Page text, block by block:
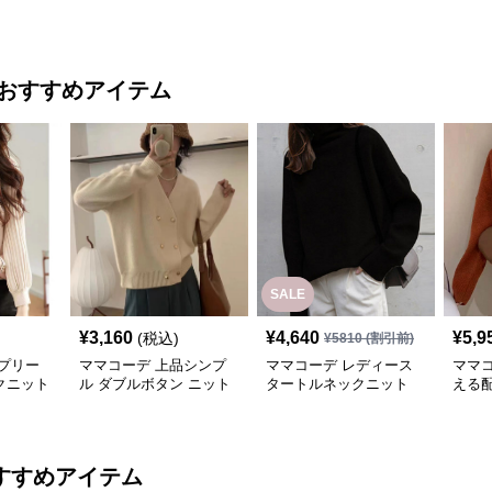
すすめアイテム
リー
ニット
¥3,160 (税込)
ママコーデ 上品シンプ
ル ダブルボタン ニット
SALE
¥4,640 ¥5810(割引前)
ママコーデ レディース
タートルネックニット
¥
ママ
える
すめアイテム